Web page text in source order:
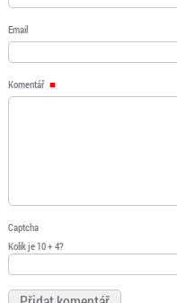
Email
Komentář
Captcha
Kolik je 10 + 4?